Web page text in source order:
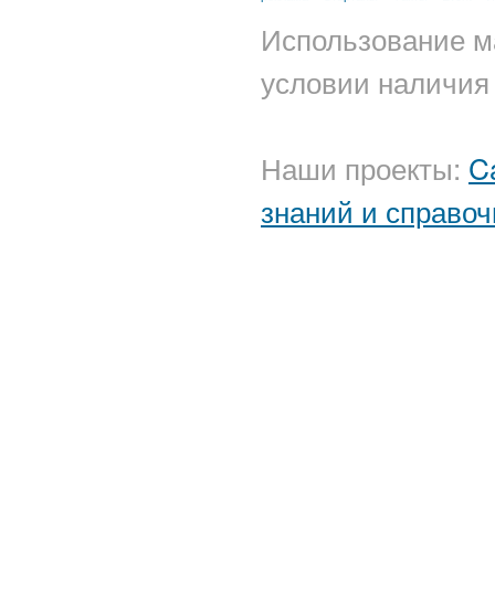
Использование
условии
Наши проекты:
знаний и